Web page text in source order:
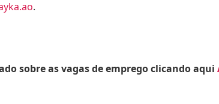
.
sobre as vagas de emprego clicando aqui